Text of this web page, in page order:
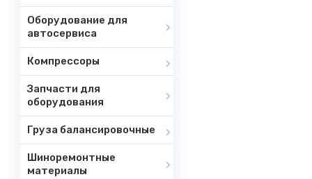
Оборудование для
автосервиса
Компрессоры
Запчасти для
оборудования
Груза балансировочные
Шиноремонтные
материалы